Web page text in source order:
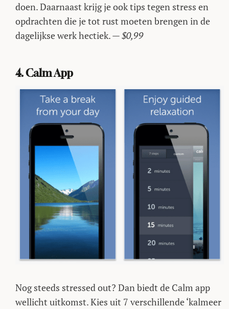
doen. Daarnaast krijg je ook tips tegen stress en
opdrachten die je tot rust moeten brengen in de
dagelijkse werk hectiek. —$0,99
4. Calm App
Nog steeds stressed out? Dan biedt de Calm app
wellicht uitkomst. Kies uit 7 verschillende ‘kalmeer